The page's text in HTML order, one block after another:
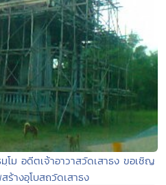
ม อดีตเจ้าอาวาสวัดเสาธง ขอเชิญ
ร้างอุโบสถวัดเสาธง